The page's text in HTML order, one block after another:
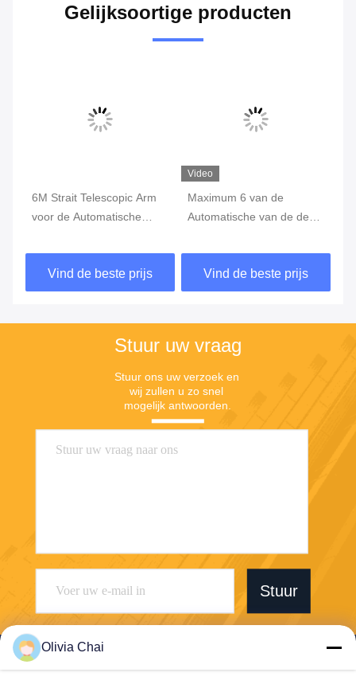
Gelijksoortige producten
6M Strait Telescopic Arm
voor de Automatische
Boomparkeren -
Anticollision kwaliteit
Vind de beste prijs
Video
Maximum 6 van de
Automatische van de de
Autoparkeren de
Poortmeters Schommeling
uit voor Tolsysteem
Vind de beste prijs
Stuur uw vraag
Stuur ons uw verzoek en
wij zullen u zo snel
mogelijk antwoorden.
Stuur
Olivia Chai